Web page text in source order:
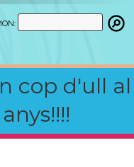
cop d'ull al